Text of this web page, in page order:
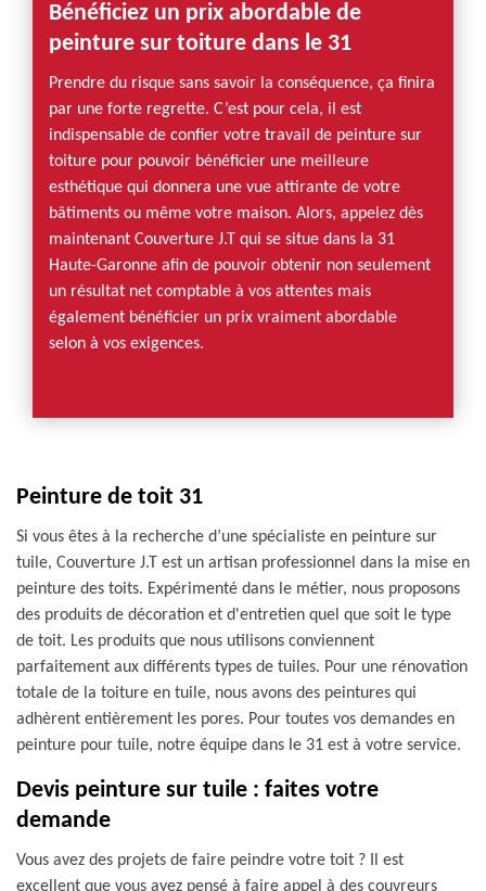
Bénéficiez un prix abordable de
peinture sur toiture dans le 31
Prendre du risque sans savoir la conséquence, ça finira
par une forte regrette. C’est pour cela, il est
indispensable de confier votre travail de peinture sur
toiture pour pouvoir bénéficier une meilleure
esthétique qui donnera une vue attirante de votre
bâtiments ou même votre maison. Alors, appelez dès
maintenant Couverture J.T qui se situe dans la 31
Haute-Garonne afin de pouvoir obtenir non seulement
un résultat net comptable à vos attentes mais
également bénéficier un prix vraiment abordable
selon à vos exigences.
Peinture de toit 31
Si vous êtes à la recherche d’une spécialiste en peinture sur
tuile, Couverture J.T est un artisan professionnel dans la mise en
peinture des toits. Expérimenté dans le métier, nous proposons
des produits de décoration et d'entretien quel que soit le type
de toit. Les produits que nous utilisons conviennent
parfaitement aux différents types de tuiles. Pour une rénovation
totale de la toiture en tuile, nous avons des peintures qui
adhèrent entièrement les pores. Pour toutes vos demandes en
peinture pour tuile, notre équipe dans le 31 est à votre service.
Devis peinture sur tuile : faites votre
demande
Vous avez des projets de faire peindre votre toit ? Il est
excellent que vous ayez pensé à faire appel à des couvreurs